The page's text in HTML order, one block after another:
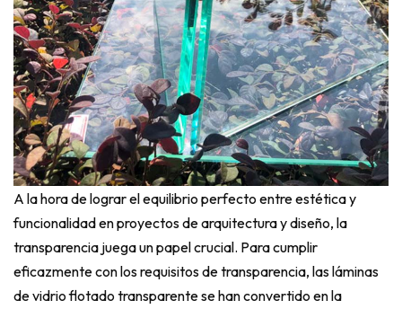
A la hora de lograr el equilibrio perfecto entre estética y
funcionalidad en proyectos de arquitectura y diseño, la
transparencia juega un papel crucial. Para cumplir
eficazmente con los requisitos de transparencia, las láminas
de vidrio flotado transparente se han convertido en la